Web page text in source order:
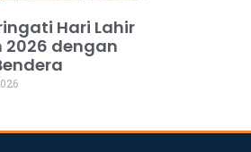
Hari Lahir
2026 dengan